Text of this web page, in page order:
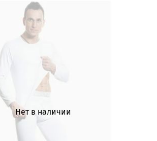
Нет в наличии